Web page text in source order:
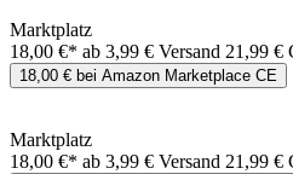
Marktplatz
18,00 €* ab 3,99 € Versand 21,99 €
18,00 € bei Amazon Marketplace CE
Marktplatz
18,00 €* ab 3,99 € Versand 21,99 €